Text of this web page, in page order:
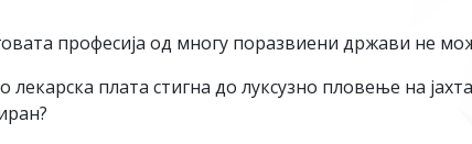
професија од многу поразвиени држави не
плата стигна до луксузно пловење на